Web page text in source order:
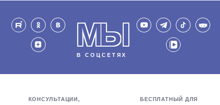
МЫ
В СОЦСЕТЯХ
КОНСУЛЬТАЦИИ,
БЕСПЛАТНЫЙ ДЛЯ